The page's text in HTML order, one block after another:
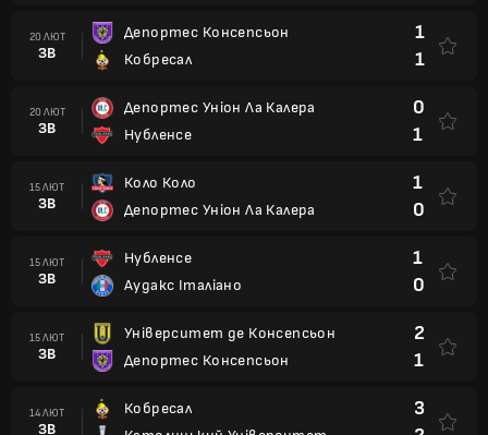
20 ЛЮТ
ЗВ
Депортес Консепсьон
Кобресал
1
1
20 ЛЮТ
ЗВ
Депортес Уніон Ла Калера
Нубленсе
0
1
15 ЛЮТ
ЗВ
Коло Коло
Депортес Уніон Ла Калера
1
0
15 ЛЮТ
ЗВ
Нубленсе
Аудакс Італіано
1
0
15 ЛЮТ
ЗВ
Університет де Консепсьон
Депортес Консепсьон
2
1
14 ЛЮТ
ЗВ
Кобресал
3